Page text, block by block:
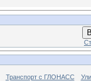
Транспорт с ГЛОНАСС